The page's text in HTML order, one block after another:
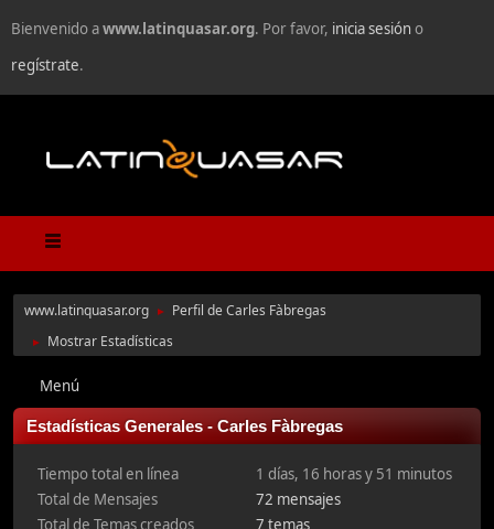
Bienvenido awww.latinquasar.org. Por favor, inicia sesióno
regístrate.
www.latinquasar.org ► Perfil de Carles Fàbregas
► Mostrar Estadísticas
Menú
Estadísticas Generales - Carles Fàbregas
Tiempo total en línea
1 días, 16 horas y 51 minutos
Total de Mensajes
72 mensajes
Total de Temas creados
7 temas